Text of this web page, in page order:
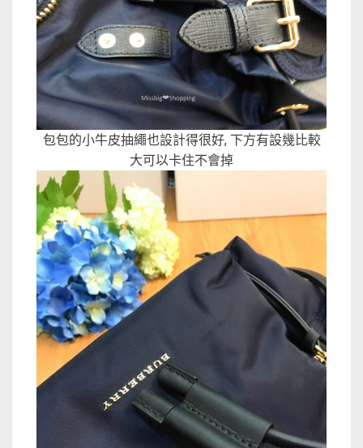
包包的小牛皮抽繩也設計得很好, 下方有設幾比較
大可以卡住不會掉